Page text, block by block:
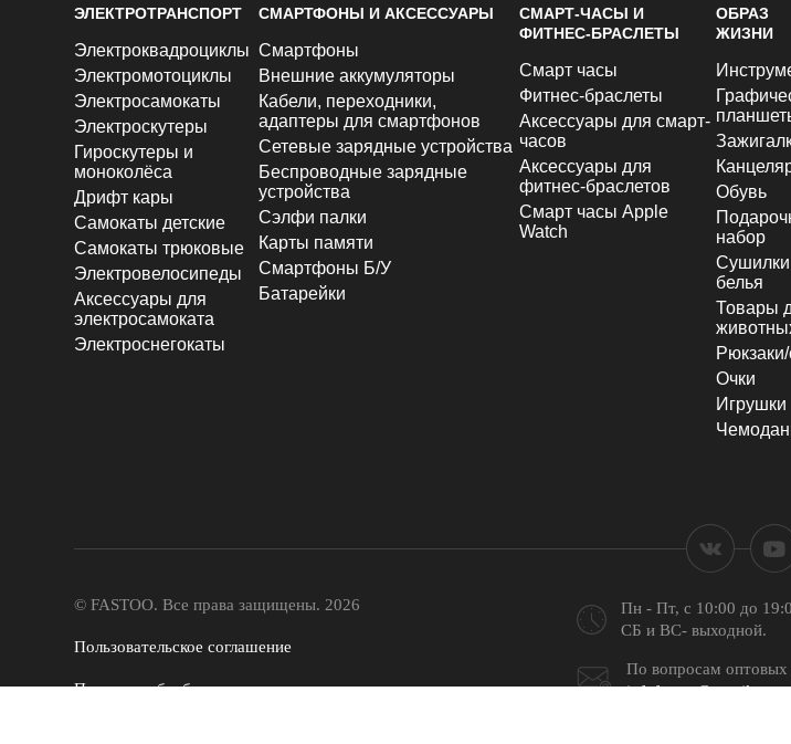
ЭЛЕКТРОТРАНСПОРТ
Электроквадроциклы
Электромотоциклы
Электросамокаты
Электроскутеры
Гироскутеры и
моноколёса
Дрифт кары
Самокаты детские
Самокаты трюковые
Электровелосипеды
Аксессуары для
электросамоката
Электроснегокаты
СМАРТФОНЫ И АКСЕССУАРЫ
Смартфоны
Внешние аккумуляторы
Кабели, переходники,
адаптеры для смартфонов
Сетевые зарядные устройства
Беспроводные зарядные
устройства
Сэлфи палки
Карты памяти
Смартфоны Б/У
Батарейки
СМАРТ-ЧАСЫ И
ФИТНЕС-БРАСЛЕТЫ
Смарт часы
Фитнес-браслеты
Аксессуары для смарт-
часов
Аксессуары для
фитнес-браслетов
Смарт часы Apple
Watch
ОБРАЗ
ЖИЗНИ
Обувь
набор
Сушилки
белья
Товары
Очки
Игрушки
© FASTOO. Все права защищены. 2026
Пользовательское соглашение
Политика обработкиперсональных данных
Пн - Пт, с 10:00 до
СБ и ВС- выходной.
По вопросам оптовых
infofastoo@gmail.com